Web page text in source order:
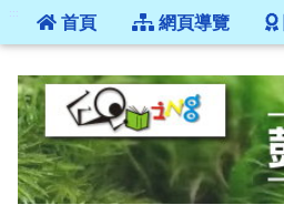
:::
首頁 網頁導覽